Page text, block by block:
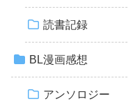
読書記録
BL漫画感想
アンソロジー